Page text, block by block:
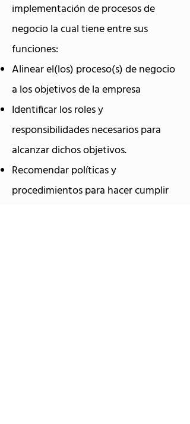
implementación de procesos de
negocio la cual tiene entre sus
funciones:
Alinear el(los) proceso(s) de negocio
a los objetivos de la empresa
Identificar los roles y
responsibilidades necesarios para
alcanzar dichos objetivos.
Recomendar políticas y
procedimientos para hacer cumplir